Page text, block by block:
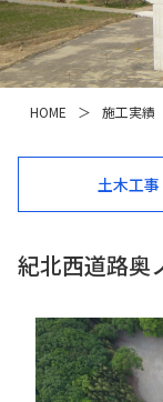
HOME ＞ 施工実績
土木工事
紀北西道路奥